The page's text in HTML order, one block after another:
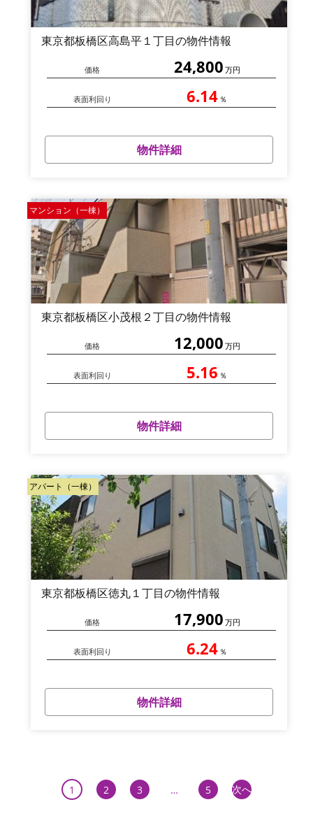
東京都板橋区高島平１丁目の物件情報
価格 24,800 万円
表面利回り 6.14 ％
物件詳細
マンション（一棟）
東京都板橋区小茂根２丁目の物件情報
価格 12,000 万円
表面利回り 5.16 ％
物件詳細
アパート（一棟）
東京都板橋区徳丸１丁目の物件情報
価格 17,900 万円
表面利回り 6.24 ％
物件詳細
1 2 3 … 5 次へ